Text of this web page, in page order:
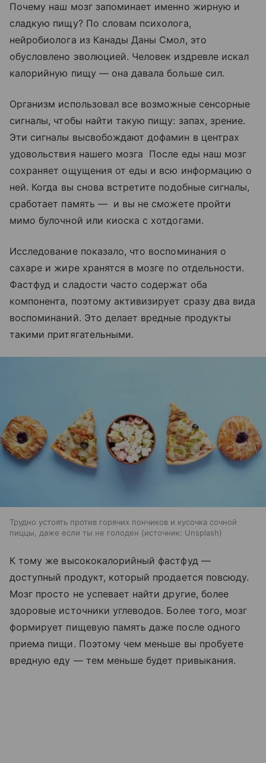
Почему наш мозг запоминает именно жирную и
сладкую пищу? По словам психолога,
нейробиолога из Канады Даны Смол, это
обусловлено эволюцией. Человек издревле искал
калорийную пищу — она давала больше сил.
Организм использовал все возможные сенсорные
сигналы, чтобы найти такую пищу: запах, зрение.
Эти сигналы высвобождают дофамин в центрах
удовольствия нашего мозга После еды наш мозг
сохраняет ощущения от еды и всю информацию о
ней. Когда вы снова встретите подобные сигналы,
сработает память — и вы не сможете пройти
мимо булочной или киоска с хотдогами.
Исследование показало, что воспоминания о
сахаре и жире хранятся в мозге по отдельности.
Фастфуд и сладости часто содержат оба
компонента, поэтому активизирует сразу два вида
воспоминаний. Это делает вредные продукты
такими притягательными.
Трудно устоять против горячих пончиков и кусочка сочной
пиццы, даже если ты не голоден
источник: Unsplash
К тому же высококалорийный фастфуд —
доступный продукт, который продается повсюду.
Мозг просто не успевает найти другие, более
здоровые источники углеводов. Более того, мозг
формирует пищевую память даже после одного
приема пищи. Поэтому чем меньше вы пробуете
вредную еду — тем меньше будет привыкания.